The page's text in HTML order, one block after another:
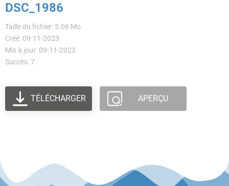
DSC_1986
Taille du fichier: 5.06 Mo
Créé: 09-11-2023
Mis à jour: 09-11-2023
Succès: 7
TÉLÉCHARGER APERÇU